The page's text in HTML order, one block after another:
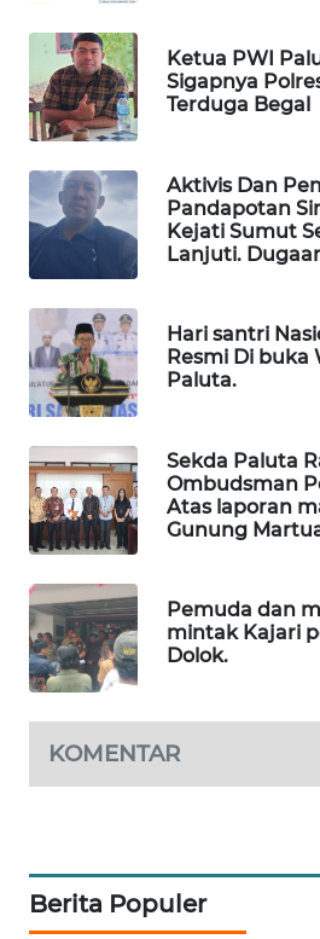
Ketua PWI
Sigapnya
Terduga Begal
Aktivis Dan
Pandapotan
Kejati Sumut
Lanjuti.
Hari santri
Resmi Di buka
Paluta.
Sekda Paluta
Ombudsman
Atas laporan
Gunung
Pemuda dan
mintak Kajari
Dolok.
KOMENTAR
Berita Populer
FORWAMKI
ALPERKLINAS
FORJASIDA
TAMBANG
SITUNGIR
NEWS
SIDIKALANG
NEWS
SIBARAGAS
NEWS
METRO
SIANTAR
NEWS
METRO
MEDAN
NEWS
JAKARTA
NEWS